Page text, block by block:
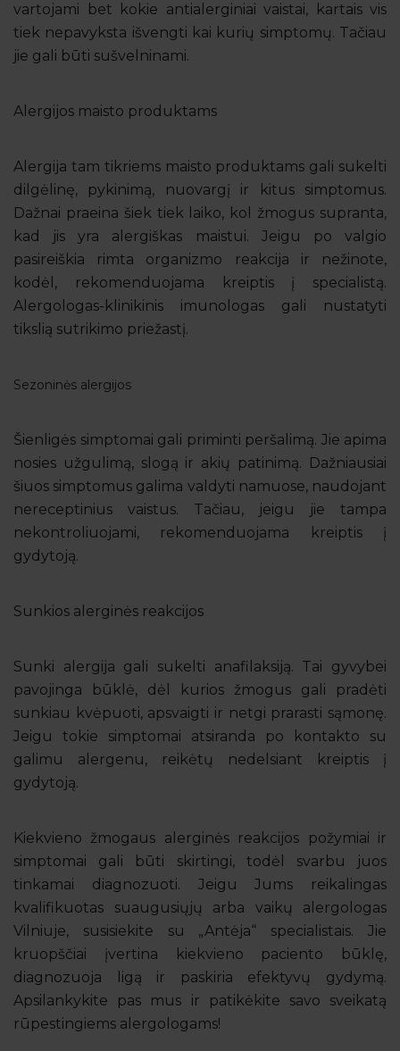
vartojami bet kokie antialerginiai vaistai, kartais vis
tiek nepavyksta išvengti kai kurių simptomų. Tačiau
jie gali būti sušvelninami.
Alergijos maisto produktams
Alergija tam tikriems maisto produktams gali sukelti
dilgėlinę, pykinimą, nuovargį ir kitus simptomus.
Dažnai praeina šiek tiek laiko, kol žmogus supranta,
kad jis yra alergiškas maistui. Jeigu po valgio
pasireiškia rimta organizmo reakcija ir nežinote,
kodėl, rekomenduojama kreiptis į specialistą.
Alergologas-klinikinis imunologas gali nustatyti
tikslią sutrikimo priežastį.
Sezoninės alergijos
Šienligės simptomai gali priminti peršalimą. Jie apima
nosies užgulimą, slogą ir akių patinimą. Dažniausiai
šiuos simptomus galima valdyti namuose, naudojant
nereceptinius vaistus. Tačiau, jeigu jie tampa
nekontroliuojami, rekomenduojama kreiptis į
gydytoją.
Sunkios alerginės reakcijos
Sunki alergija gali sukelti anafilaksiją. Tai gyvybei
pavojinga būklė, dėl kurios žmogus gali pradėti
sunkiau kvėpuoti, apsvaigti ir netgi prarasti sąmonę.
Jeigu tokie simptomai atsiranda po kontakto su
galimu alergenu, reikėtų nedelsiant kreiptis į
gydytoją.
Kiekvieno žmogaus alerginės reakcijos požymiai ir
simptomai gali būti skirtingi, todėl svarbu juos
tinkamai diagnozuoti. Jeigu Jums reikalingas
kvalifikuotas suaugusiųjų arba vaikų alergologas
Vilniuje, susisiekite su „Antėja“ specialistais. Jie
kruopščiai įvertina kiekvieno paciento būklę,
diagnozuoja ligą ir paskiria efektyvų gydymą.
Apsilankykite pas mus ir patikėkite savo sveikatą
rūpestingiems alergologams!